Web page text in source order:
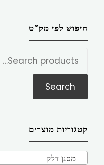
חיפוש לפי מק”ט
Search
קטגוריות מוצרים
מסנן דלק